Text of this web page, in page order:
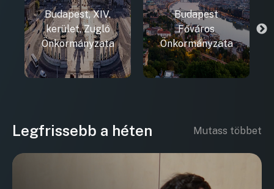
Budapest, XIV.
kerület, Zugló
Önkormányzata
Budapest
Főváros
Önkormányzata
Legfrissebb a héten Mutass többet